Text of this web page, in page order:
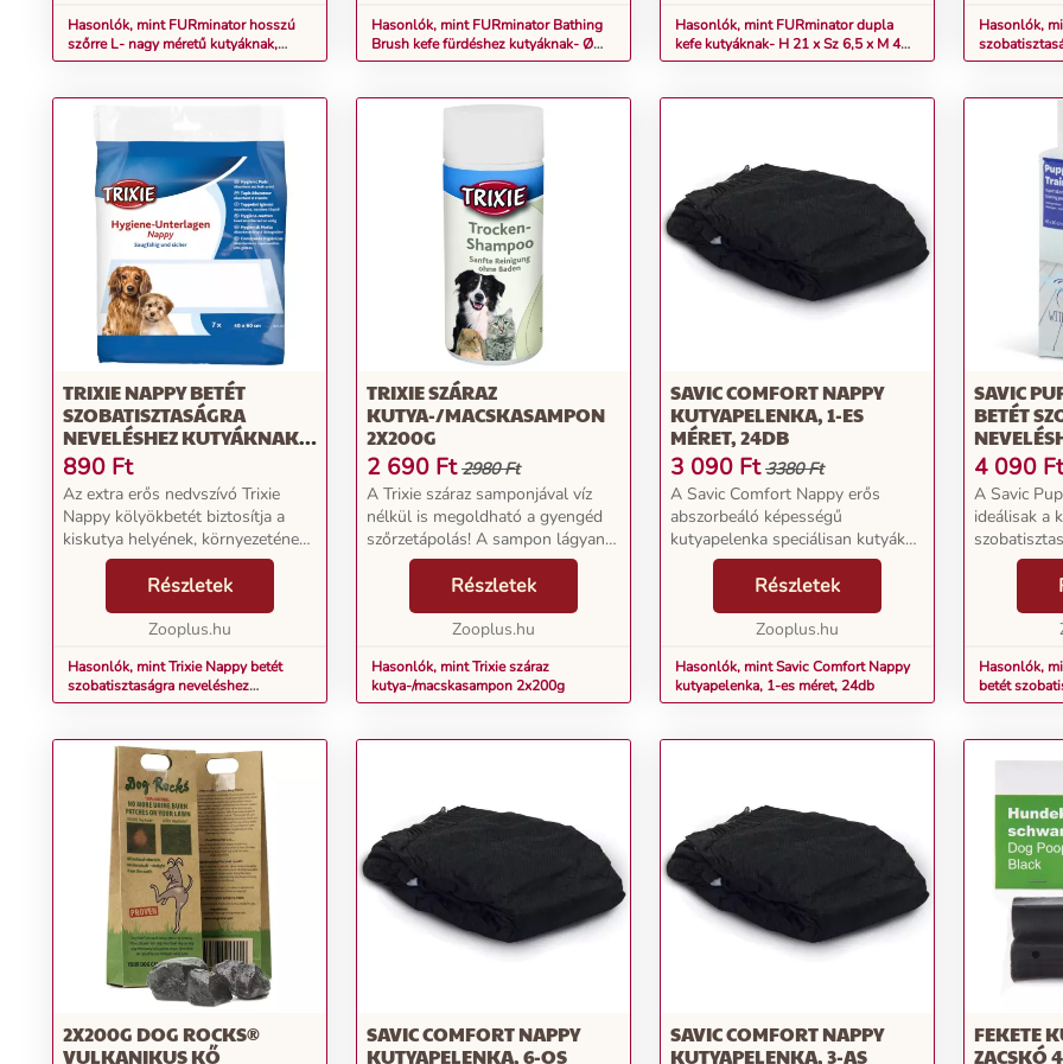
Hasonlók, mint FURminator hosszú
szőrre L- nagy méretű kutyáknak,
fésűszélesség 9,6 cm
Hasonlók, mint FURminator Bathing
Brush kefe fürdéshez kutyáknak- Ø
7,8 x M 4,8 cm
Hasonlók, mint FURminator dupla
kefe kutyáknak- H 21 x Sz 6,5 x M 4
cm
Hasonlók,
kutyáknak,
TRIXIE NAPPY BETÉT
SZOBATISZTASÁGRA
NEVELÉSHEZ KUTYÁKNAK,
7DB, 40X60CM
890 Ft
Az extra erős nedvszívó Trixie
Nappy kölyökbetét biztosítja a
kiskutya helyének, környezetének
tisztaságát, valamint minőséget és
kényelmet nyújt. Így kiskutyája
gyorsan és hatékonyan tanulhat
Részletek
Zooplus.hu
Hasonlók, mint Trixie Nappy betét
szobatisztaságra neveléshez
kutyáknak, 7db, 40x60cm
TRIXIE SZÁRAZ
KUTYA-/MACSKASAMPON
2X200G
2 690 Ft 2980 Ft
A Trixie száraz samponjával víz
nélkül is megoldható a gyengéd
szőrzetápolás! A sampon lágyan
tisztítva zsírtalanít és szép, tiszta
szőrzetről gondoskodik. Ápoló
összetevői emellett még a
kellemetlen ...
Részletek
Zooplus.hu
Hasonlók, mint Trixie száraz
kutya-/macskasampon 2x200g
SAVIC COMFORT NAPPY
KUTYAPELENKA, 1-ES
MÉRET, 24DB
3 090 Ft 3380 Ft
A Savic Comfort Nappy erős
abszorbeáló képességű
kutyapelenka speciálisan kutyák
részére. Különféle méretekben
kapható, s így kölyköknek éppúgy
alkalmas, mint felnőtt állatoknak.
A fekete kutyapelenka...
Részletek
Zooplus.hu
Hasonlók, mint Savic Comfort Nappy
kutyapelenka, 1-es méret, 24db
SAVIC
BETÉT
50DB,
4 090 Ft
A Savic
ideálisak a
Nincs
padló! A
méhsejtes
számára
Hasonlók,
betét
kutyáknak,
2X200G DOG ROCKS®
VULKANIKUS KŐ
SAVIC COMFORT NAPPY
KUTYAPELENKA, 6-OS
SAVIC COMFORT NAPPY
KUTYAPELENKA, 3-AS
FEKETE
ZACSKÓ